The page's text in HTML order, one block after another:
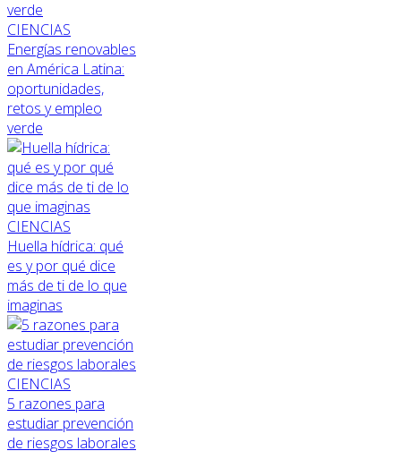
CIENCIAS
Energías renovables
en América Latina:
oportunidades,
retos y empleo
verde
CIENCIAS
Huella hídrica: qué
es y por qué dice
más de ti de lo que
imaginas
CIENCIAS
5 razones para
estudiar prevención
de riesgos laborales